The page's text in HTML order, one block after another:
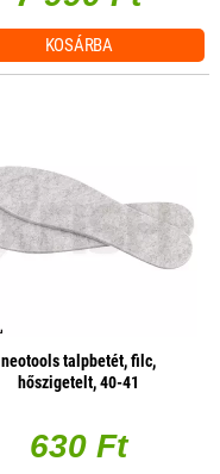
KOSÁRBA
neotools talpbetét, filc,
hőszigetelt, 40-41
630 Ft